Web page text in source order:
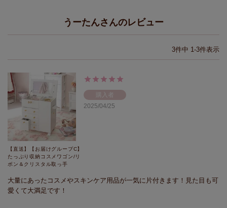
うーたんさんのレビュー
3件中 1-3件表示
【直送】【お届けグループC】
たっぷり収納コスメワゴン/リ
ボン＆クリスタル取っ手
購入者
2025/04/25
大量にあったコスメやスキンケア用品が一気に片付きます！見た目も可
愛くて大満足です！